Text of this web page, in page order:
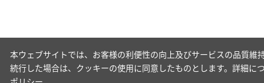
本ウェブサイトでは、お客様の利便性の向上及びサービスの品質
続行した場合は、クッキーの使用に同意したものとします。詳細